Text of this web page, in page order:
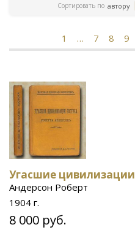
Сортировать по автору
1 … 7 8 9
Угасшие
Андерсон Роберт
1904 г.
8 000 руб.